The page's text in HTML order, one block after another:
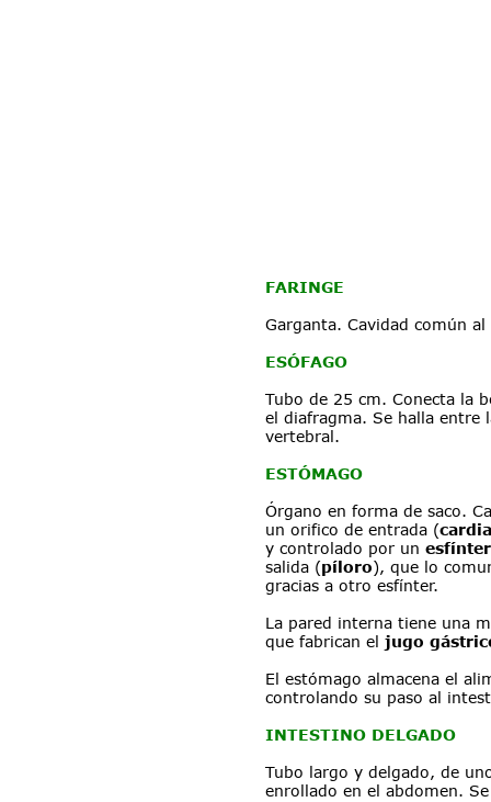
FARINGE
Garganta. Cavidad común
ESÓFAGO
Tubo de 25 cm. Conecta la
el diafragma. Se halla entre
vertebral.
ESTÓMAGO
Órgano en forma de saco.
un orifico de entrada (
y controlado por un
salida (píloro), que lo
gracias a otro esfínter.
La pared interna tiene una
que fabrican el jugo
El estómago almacena el
controlando su paso al
INTESTINO DELGADO
Tubo largo y delgado, de
enrollado en el abdomen.